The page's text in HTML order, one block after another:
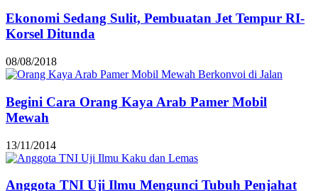
Ekonomi Sedang Sulit, Pembuatan Jet Tempur RI-
Korsel Ditunda
08/08/2018
Begini Cara Orang Kaya Arab Pamer Mobil
Mewah
13/11/2014
Anggota TNI Uji Ilmu Mengunci Tubuh Penjahat